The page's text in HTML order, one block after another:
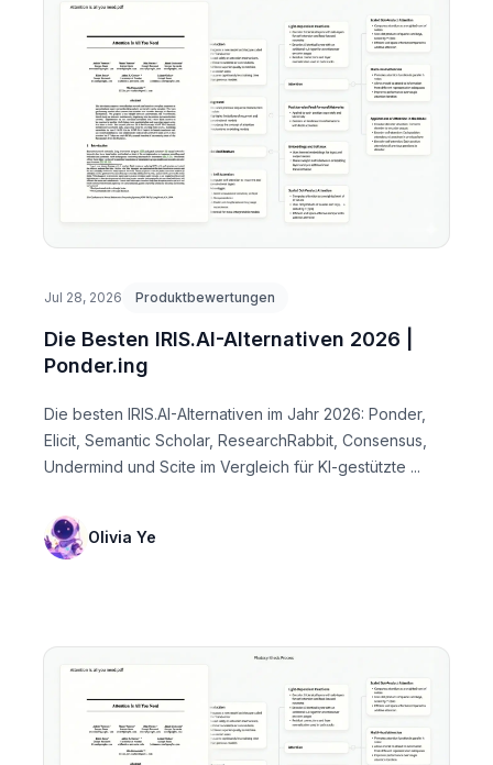
Jul 28, 2026 Produktbewertungen
Die Besten IRIS.AI-Alternativen 2026 |
Ponder.ing
Die besten IRIS.AI-Alternativen im Jahr 2026: Ponder,
Elicit, Semantic Scholar, ResearchRabbit, Consensus,
Undermind und Scite im Vergleich für KI-gestützte ...
Olivia Ye